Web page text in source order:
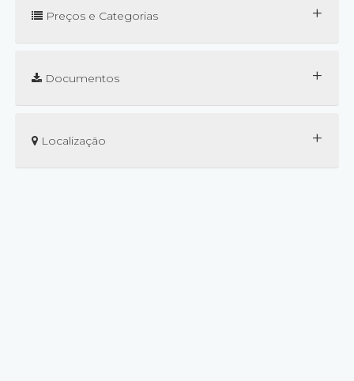
Preços e Categorias +
Documentos +
Localização +